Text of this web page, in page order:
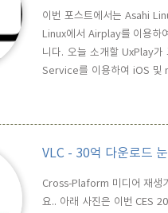
이번 포스트에서는 Asahi
Linux에서 Airplay를 이용하
니다. 오늘 소개할 UxPlay
Service를 이용하여 iOS 및
게 됩니다. Fedora-Asahi
VLC - 30억 다운로드
Cross-Plaform 미디어 재생
요.. 아래 사진은 이번 CES